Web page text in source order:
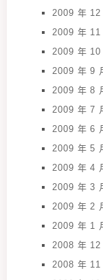
2009 年 12
2009 年 11
2009 年 10
2009 年 9
2009 年 8
2009 年 7
2009 年 6
2009 年 5
2009 年 4
2009 年 3
2009 年 2
2009 年 1
2008 年 12
2008 年 11